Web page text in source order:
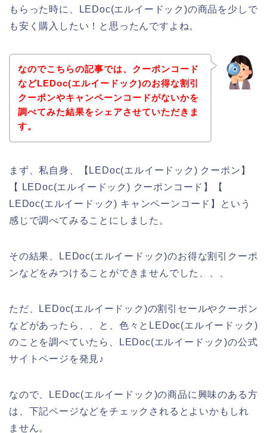
もらった時に、LEDoc(エルイードック)の商品を少しで
も安く購入したい！と思ったんですよね。
なのでこちらの記事では、クーポンコード
などLEDoc(エルイードック)のお得な割引
クーポンやキャンペーンコードがないかを
調べてみた結果をシェアさせていただきま
す。
まず、私自身、【LEDoc(エルイードック) クーポン】
【 LEDoc(エルイードック) クーポンコード】【
LEDoc(エルイードック) キャンペーンコード】という
感じで調べてみることにしました。
その結果、LEDoc(エルイードック)のお得な割引クーポ
ンなどをみつけることができませんでした、、、
ただ、LEDoc(エルイードック)の割引セールやクーポン
などがあったら、、と、色々とLEDoc(エルイードック)
のことを調べていたら、LEDoc(エルイードック)の公式
サイトページを発見♪
なので、LEDoc(エルイードック)の商品に興味のある方
は、下記ページなどをチェックされるとよいかもしれ
ません。